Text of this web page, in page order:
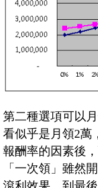
第二種選項可以
看似乎是月領2萬
報酬率的因素後
「一次領」雖然